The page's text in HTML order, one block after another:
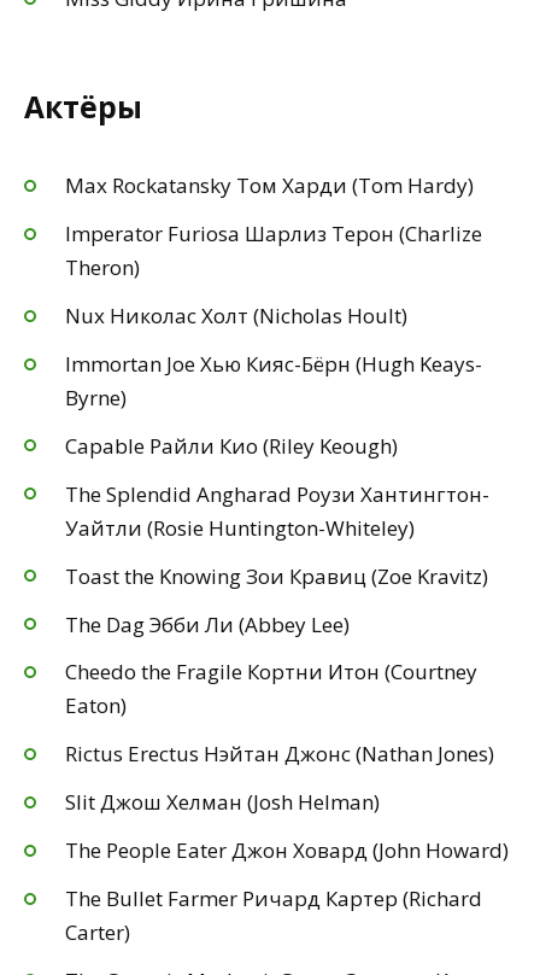
Актёры
Max Rockatansky Том Харди (Tom Hardy)
Imperator Furiosa Шарлиз Терон (Charlize
Theron)
Nux Николас Холт (Nicholas Hoult)
Immortan Joe Хью Кияс-Бёрн (Hugh Keays-
Byrne)
Capable Райли Кио (Riley Keough)
The Splendid Angharad Роузи Хантингтон-
Уайтли (Rosie Huntington-Whiteley)
Toast the Knowing Зои Кравиц (Zoe Kravitz)
The Dag Эбби Ли (Abbey Lee)
Cheedo the Fragile Кортни Итон (Courtney
Eaton)
Rictus Erectus Нэйтан Джонс (Nathan Jones)
Slit Джош Хелман (Josh Helman)
The People Eater Джон Ховард (John Howard)
The Bullet Farmer Ричард Картер (Richard
Carter)